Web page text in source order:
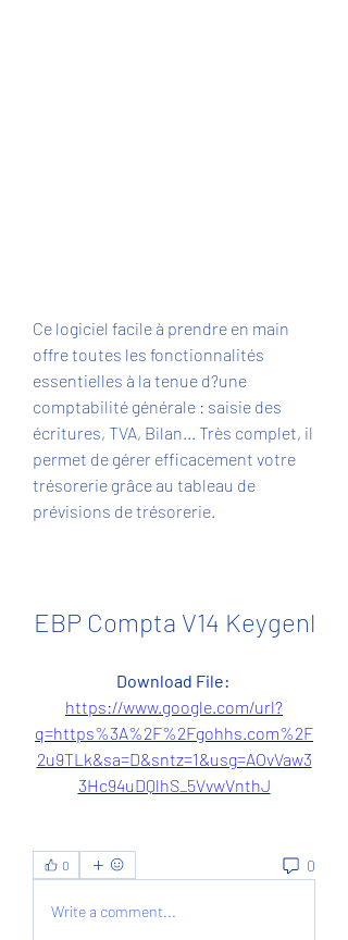
Ce logiciel facile à prendre en main
offre toutes les fonctionnalités
essentielles à la tenue d?une
comptabilité générale : saisie des
écritures, TVA, Bilan... Très complet, il
permet de gérer efficacement votre
trésorerie grâce au tableau de
prévisions de trésorerie.
EBP Compta V14 Keygenl
https://www.google.com/url?
q=https%3A%2F%2Fgohhs.com%2F
2u9TLk&sa=D&sntz=1&usg=AOvVaw3
3Hc94uDQlhS_5VvwVnthJ
0 0
Write a comment...